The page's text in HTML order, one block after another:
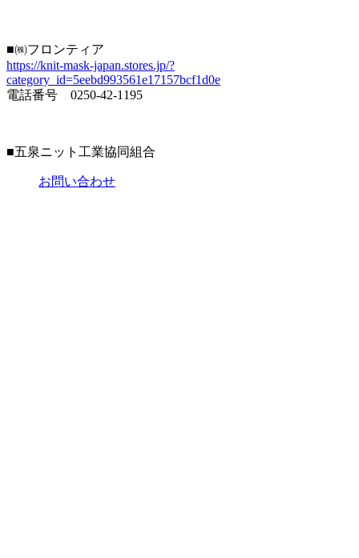
■㈱フロンティア
https://knit-mask-japan.stores.jp/?
category_id=5eebd993561e17157bcf1d0e
電話番号 0250-42-1195
■五泉ニット工業協同組合
お問い合わせ